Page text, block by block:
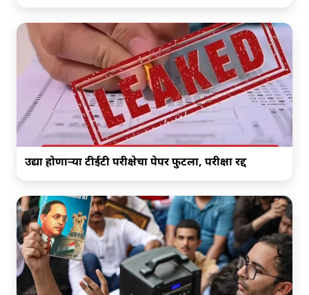
उद्या होणाऱ्या टीईटी परीक्षेचा पेपर फुटला, परीक्षा रद्द